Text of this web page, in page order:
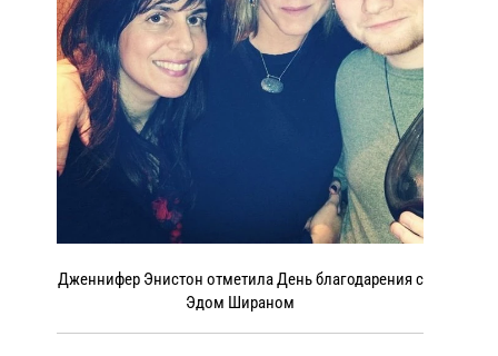
Дженнифер Энистон отметила День благодарения с
Эдом Шираном